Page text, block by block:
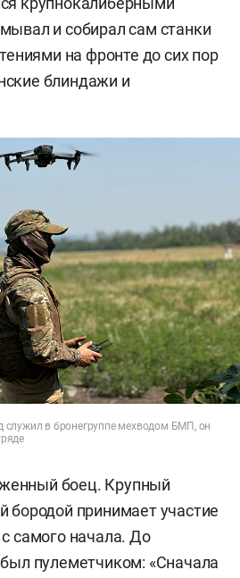
и собирал сам станки
на фронте до сих пор
блиндажи и
служил в бронегруппе мехводом БМП, он
боец. Крупный
бородой принимает участие
самого начала. До
пулеметчиком: «Сначала